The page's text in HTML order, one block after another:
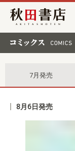
秋田書店
7月発売
8月6日発売